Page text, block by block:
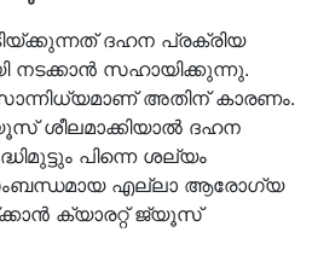
ദഹന പ്രക്രിയ
സഹായിക്കുന്നു.
അതിന്‌ കാരണം.
ശീലമാക്കിയാൽ ദഹന
പിന്നെ ശല്യം
എല്ലാ ആരോഗ്യ
ക്യാരറ്റ്‌ ജ്യൂസ്